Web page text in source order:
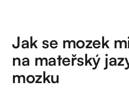
Jak se mozek
na mateřský
mozku